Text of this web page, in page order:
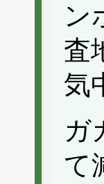
ン
査
気
ガ
て